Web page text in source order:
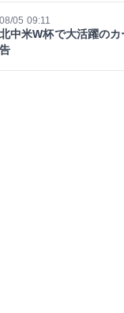
08/05 09:11
北中米W杯で大活躍の
告